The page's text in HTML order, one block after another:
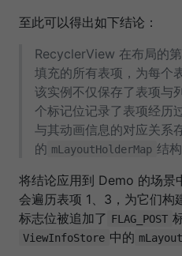
至此可以得出如下结论：
RecyclerView 在布局的
填充的所有表项，为每个
该实例不仅保存了表项与
个标记位记录了表项经历
与其动画信息的对应关系
的 mLayoutHolderMap 结构
将结论应用到 Demo 的场景
会遍历表项 1、3，为它们构
标志位被追加了 FLAG_POST
ViewInfoStore 中的